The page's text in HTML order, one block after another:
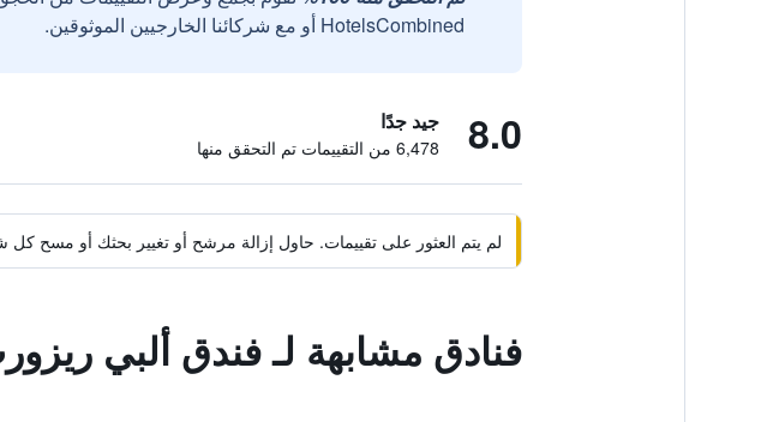
HotelsCombined أو مع شركائنا الخارجيين الموثوقين.
8.0 جيد جدًا
6,478 من التقييمات تم التحقق منها
لم يتم العثور على تقييمات. حاول إزالة مرشح أو تغيير بحثك أو مسح
فنادق مشابهة لـ فندق ألبي